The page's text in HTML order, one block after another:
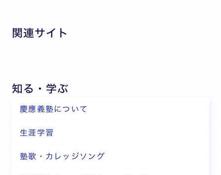
関連サイト
知る・学ぶ
慶應義塾について
生涯学習
塾歌・カレッジソング